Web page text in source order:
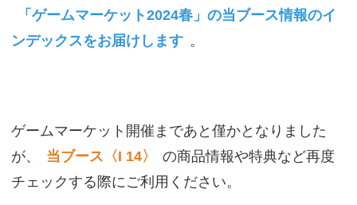
「ゲームマーケット2024春」の当ブース情報のイ
ンデックスをお届けします 。
ゲームマーケット開催まであと僅かとなりました
が、
当ブース〈I 14〉
の商品情報や特典など再度
チェックする際にご利用ください。